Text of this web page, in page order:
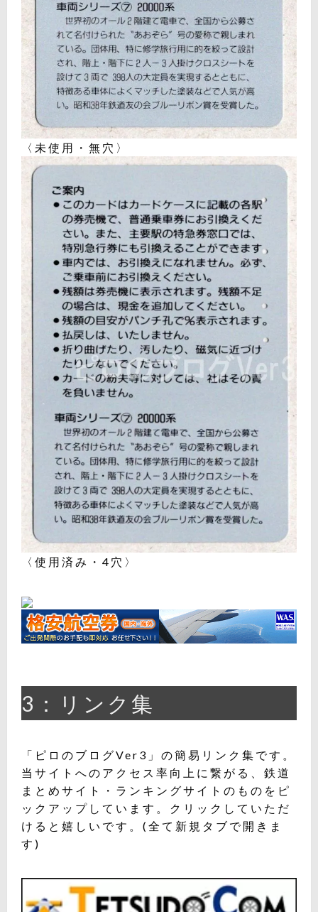
〈未使用・無穴〉
〈使用済み・4穴〉
3：リンク集
「ピロのブログVer3」の簡易リンク集です。
当サイトへのアクセス率向上に繋がる、鉄道
まとめサイト・ランキングサイトのものをピ
ックアップしています。クリックしていただ
けると嬉しいです。(全て新規タブで開きま
す)